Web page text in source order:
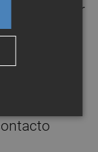
en valor
por su